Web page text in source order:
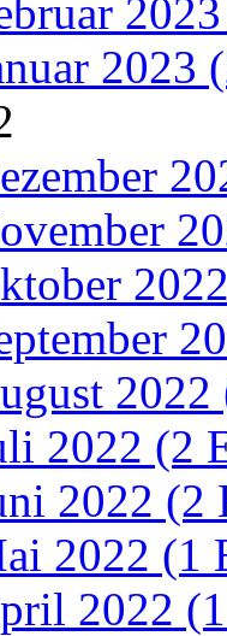
2023
2022
2022 (2
2022 (2
2022 (1
2022